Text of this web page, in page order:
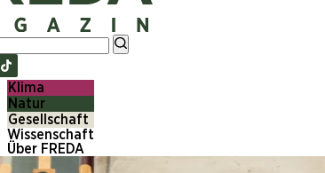
Klima
Natur
Gesellschaft
Wissenschaft
Über FREDA